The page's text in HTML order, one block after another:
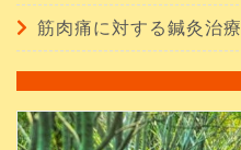
筋肉痛に対する鍼灸治療